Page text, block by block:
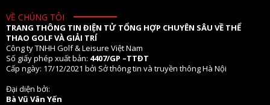
VỀ CHÚNG TÔI
TRANG THÔNG TIN ĐIỆN TỬ TỔNG HỢP CHUYÊN SÂU VỀ THỂ
THAO GOLF VÀ GIẢI TRÍ
Công ty TNHH Golf & Leisure Việt Nam
Số giấy phép xuất bản: 4407/GP –TTĐT
Cấp ngày: 17/12/2021 bởi Sở thông tin và truyền thông Hà Nội
Đại diện bởi:
Bà Vũ Vân Yến